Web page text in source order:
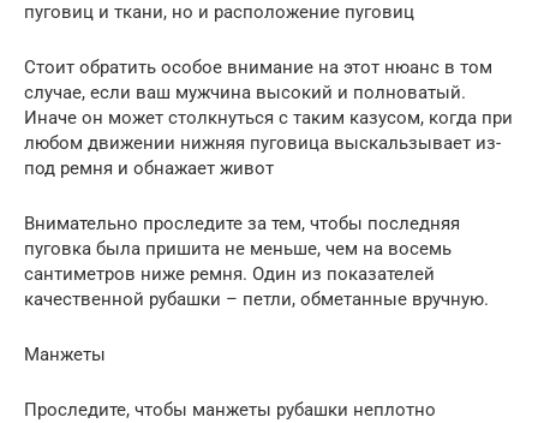
пуговиц и ткани, но и расположение пуговиц
Стоит обратить особое внимание на этот нюанс в том
случае, если ваш мужчина высокий и полноватый.
Иначе он может столкнуться с таким казусом, когда при
любом движении нижняя пуговица выскальзывает из-
под ремня и обнажает живот
Внимательно проследите за тем, чтобы последняя
пуговка была пришита не меньше, чем на восемь
сантиметров ниже ремня. Один из показателей
качественной рубашки – петли, обметанные вручную.
Манжеты
Проследите, чтобы манжеты рубашки неплотно